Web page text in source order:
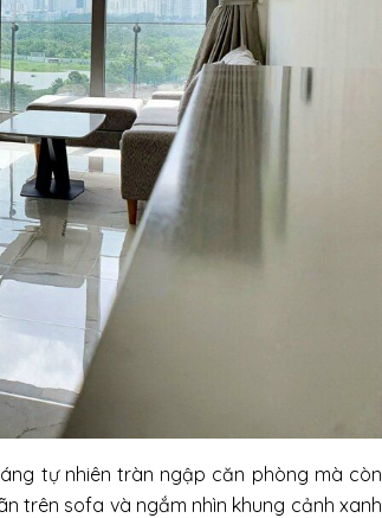
tự nhiên tràn ngập căn phòng mà còn
trên sofa và ngắm nhìn khung cảnh xanh